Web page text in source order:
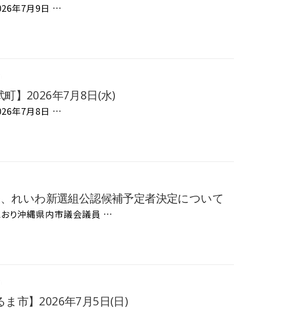
年7月9日 …
】2026年7月8日(水)
年7月8日 …
れいわ新選組公認候補予定者決定について
おり沖縄県内市議会議員 …
ま市】2026年7月5日(日)